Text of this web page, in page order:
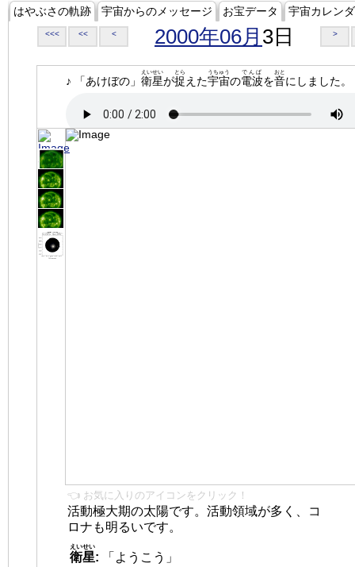
はやぶさの軌跡 宇宙からのメッセージ お宝データ 宇宙カレン
<<< << < 2000年06月 3日 >
♪ 「あけぼの」 衛星
えいせい
が捉
とら
えた宇宙
うちゅう
の電波
でんぱ
を音
おと
にしました。
👈 お気に入りのアイコンをクリック！
活動極大期の太陽です。活動領域が多く、コ
ロナも明るいです。
衛星
えいせい
:
「ようこう」